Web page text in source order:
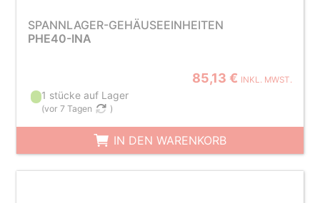
SPANNLAGER-GEHÄUSEEINHEITEN
PHE40-INA
85,13 € INKL. MWST.
1 stücke auf Lager
(vor 7 Tagen )
IN DEN WARENKORB